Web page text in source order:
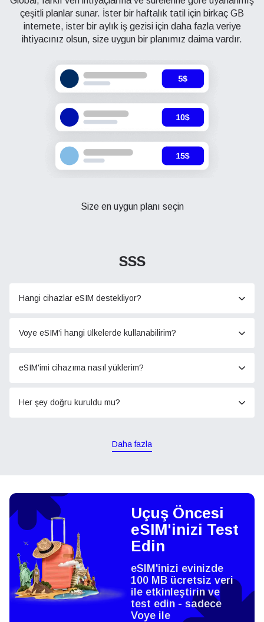
çeşitli planlar sunar. İster bir haftalık tatil için birkaç GB
internete, ister bir aylık iş gezisi için daha fazla veriye
ihtiyacınız olsun, size uygun bir planımız daima vardır.
Size en uygun planı seçin
SSS
Hangi cihazlar eSIM destekliyor?
Voye eSIM'i hangi ülkelerde kullanabilirim?
eSIM'imi cihazıma nasıl yüklerim?
Her şey doğru kuruldu mu?
Daha fazla
Uçuş Öncesi
eSIM'inizi Test
Edin
eSIM'inizi evinizde
100 MB ücretsiz veri
ile etkinleştirin ve
test edin - sadece
Voye ile